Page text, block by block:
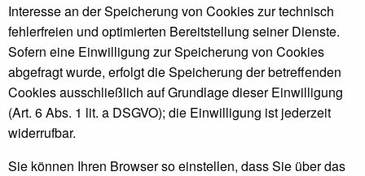
Interesse an der Speicherung von Cookies zur technisch
fehlerfreien und optimierten Bereitstellung seiner Dienste.
Sofern eine Einwilligung zur Speicherung von Cookies
abgefragt wurde, erfolgt die Speicherung der betreffenden
Cookies ausschließlich auf Grundlage dieser Einwilligung
(Art. 6 Abs. 1 lit. a DSGVO); die Einwilligung ist jederzeit
widerrufbar.
Sie können Ihren Browser so einstellen, dass Sie über das